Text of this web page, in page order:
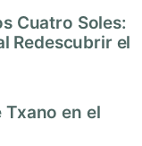
Cuatro Soles:
Redescubrir el
Txano en el